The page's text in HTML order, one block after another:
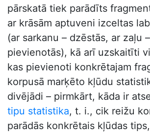
pārskatā tiek parādīts
ar krāsām aptuveni izceltas
(ar sarkanu – dzēstās, ar zaļu –
pievienotās), kā arī uzskaitīti
kas pievienoti konkrētajam
korpusā marķēto kļūdu
divējādi – pirmkārt, kāda ir
tipu statistika, t. i., cik reižu
parādās konkrētais kļūdas